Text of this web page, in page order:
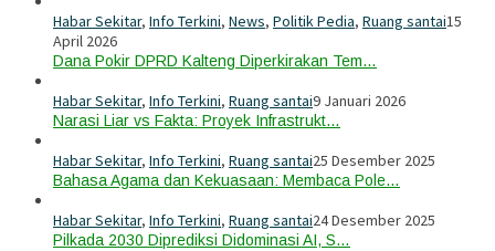
Habar Sekitar, Info Terkini, News, Politik Pedia, Ruang santai15
April 2026
Dana Pokir DPRD Kalteng Diperkirakan Tem…
Habar Sekitar, Info Terkini, Ruang santai9 Januari 2026
Narasi Liar vs Fakta: Proyek Infrastrukt…
Habar Sekitar, Info Terkini, Ruang santai25 Desember 2025
Bahasa Agama dan Kekuasaan: Membaca Pole…
Habar Sekitar, Info Terkini, Ruang santai24 Desember 2025
Pilkada 2030 Diprediksi Didominasi AI, S…